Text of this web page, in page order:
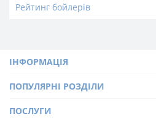
Рейтинг бойлерів
ІНФОРМАЦІЯ
ПОПУЛЯРНІ РОЗДІЛИ
ПОСЛУГИ